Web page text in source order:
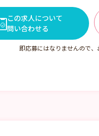
この求人について
問い合わせる
即応募にはなりませんので